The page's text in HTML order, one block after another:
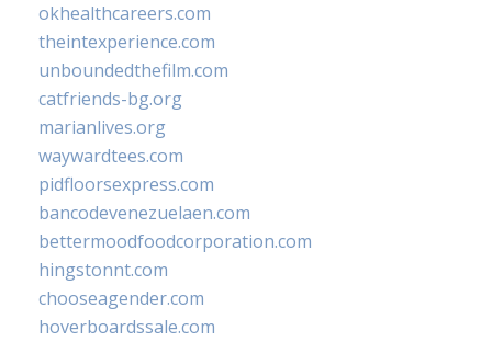
okhealthcareers.com
theintexperience.com
unboundedthefilm.com
catfriends-bg.org
marianlives.org
waywardtees.com
pidfloorsexpress.com
bancodevenezuelaen.com
bettermoodfoodcorporation.com
hingstonnt.com
chooseagender.com
hoverboardssale.com